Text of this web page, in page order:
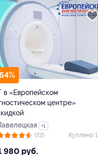
ЗАПИСАТЬСЯ ОНЛАЙН
ресторан на борту
со скидкой
центр
630 руб.
(8)